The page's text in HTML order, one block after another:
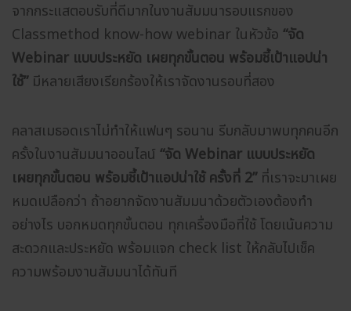
จากกระแสตอบรับที่ดีมากในงานสัมมนารอบแรกของ
Classmethod know-how webinar ในหัวข้อ “จัด
Webinar แบบประหยัด เผยทุกขั้นตอน พร้อมชี้เป้าแอปน่า
ใช้”มีหลายเสียงเรียกร้องให้เราจัดงานรอบที่สอง
คลาสเมธอดเราไม่ทำให้แฟนๆ รอนาน รีบกลับมาพบทุกคนอีก
ครั้งในงานสัมมนาออนไลน์ “จัด Webinar แบบประหยัด
เผยทุกขั้นตอน พร้อมชี้เป้าแอปน่าใช้ ครั้งที่ 2”ที่เราจะมาเผย
หมดเปลือกว่า ถ้าอยากจัดงานสัมมนาด้วยตัวเองต้องทำ
อย่างไร บอกหมดทุกขั้นตอน ทุกเครื่องมือที่ใช้ โดยเน้นความ
สะดวกและประหยัด พร้อมแจก check list ให้กลับไปเช็ค
ความพร้อมงานสัมมนาได้ทันที